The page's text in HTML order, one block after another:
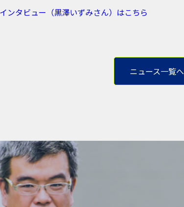
ンタビュー（黒澤いずみさん）はこちら
ニュース一覧へ